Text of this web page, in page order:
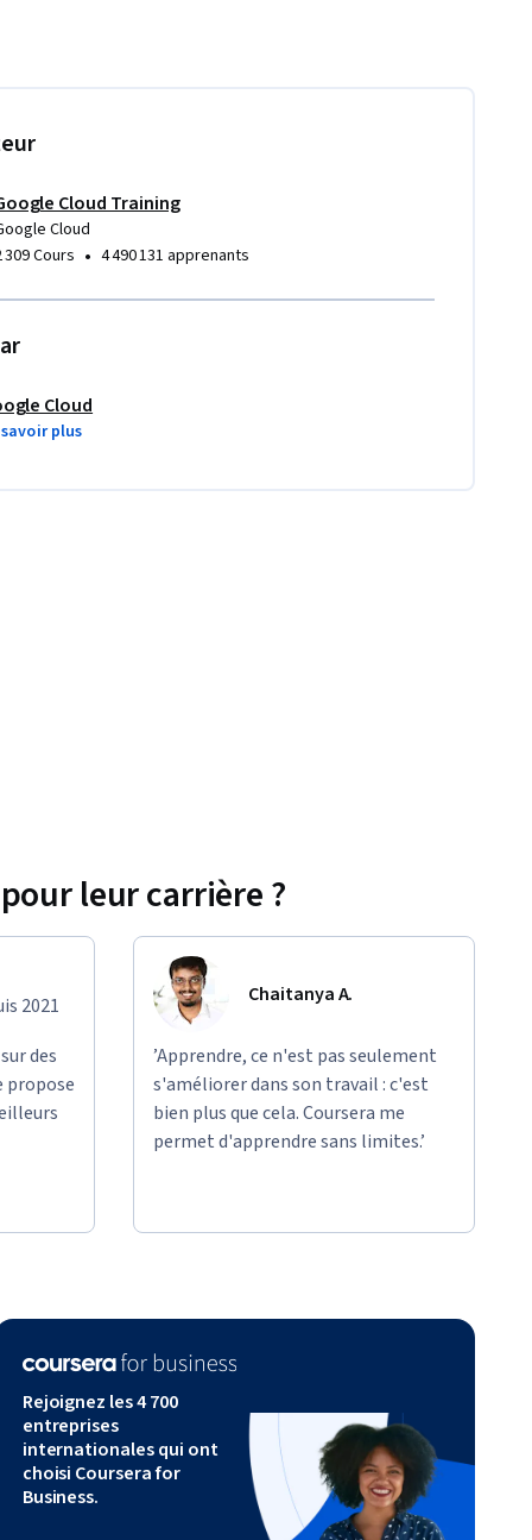
Cloud Training
Cloud
309 Cours • 4 490 131 apprenants
Cloud
savoir plus
leur carrière ?
2021
des
propose
Chaitanya A.
’Apprendre, ce n'est pas seulement
s'améliorer dans son travail : c'est
bien plus que cela. Coursera me
permet d'apprendre sans limites.’
Rejoignez les 4 700
entreprises
internationales qui ont
choisi Coursera for
Business.